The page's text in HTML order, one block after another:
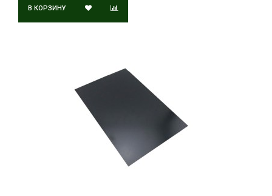
В КОРЗИНУ